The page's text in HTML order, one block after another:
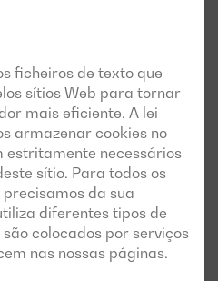
ficheiros de texto que
sítios Web para tornar
mais eficiente. A lei
armazenar cookies no
estritamente necessários
sítio. Para todos os
da sua
diferentes tipos de
colocados por serviços
nas nossas páginas.
são estruturas fixadas à
material isolante no
as nossas
em aço galvanizado de alta
própria arquitetura das
- a presença de mais ou